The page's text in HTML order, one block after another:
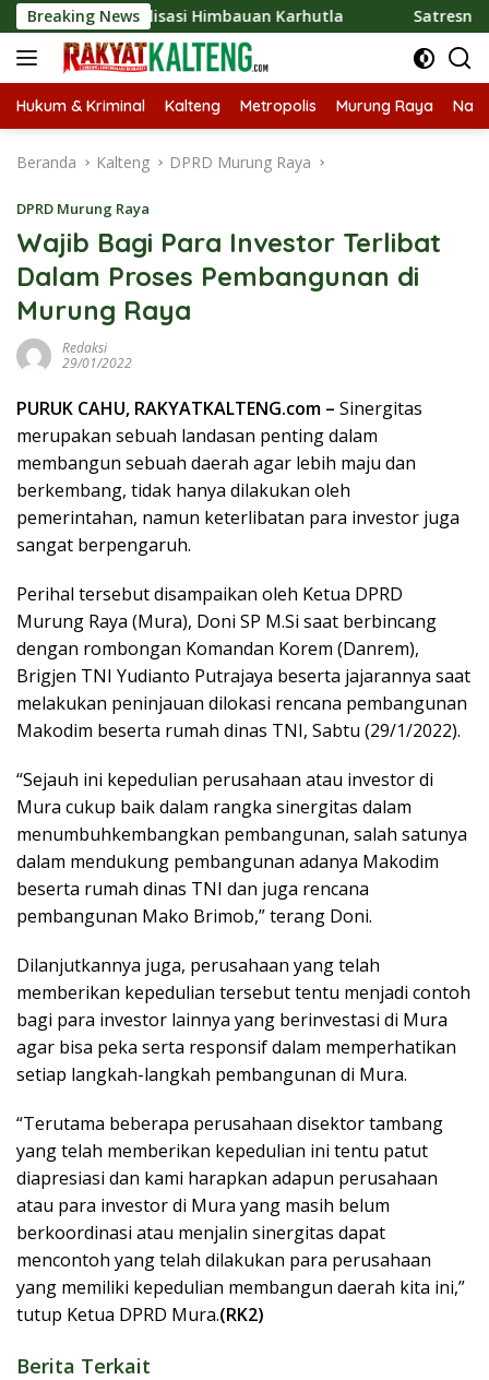
Langsung
ke
konten
Breaking News
Sosialisasi Himbauan Karhutla Satresnarkoba
Hukum & Kriminal Kalteng Metropolis Murung Raya
Beranda Kalteng DPRD Murung Raya
DPRD Murung Raya
Wajib Bagi Para Investor Terlibat
Dalam Proses Pembangunan di
Murung Raya
Redaksi
29/01/2022
PURUK CAHU, RAKYATKALTENG.com – Sinergitas
merupakan sebuah landasan penting dalam
membangun sebuah daerah agar lebih maju dan
berkembang, tidak hanya dilakukan oleh
pemerintahan, namun keterlibatan para investor juga
sangat berpengaruh.
Perihal tersebut disampaikan oleh Ketua DPRD
Murung Raya (Mura), Doni SP M.Si saat berbincang
dengan rombongan Komandan Korem (Danrem),
Brigjen TNI Yudianto Putrajaya beserta jajarannya saat
melakukan peninjauan dilokasi rencana pembangunan
Makodim beserta rumah dinas TNI, Sabtu (29/1/2022).
“Sejauh ini kepedulian perusahaan atau investor di
Mura cukup baik dalam rangka sinergitas dalam
menumbuhkembangkan pembangunan, salah satunya
dalam mendukung pembangunan adanya Makodim
beserta rumah dinas TNI dan juga rencana
pembangunan Mako Brimob,” terang Doni.
Dilanjutkannya juga, perusahaan yang telah
memberikan kepedulian tersebut tentu menjadi contoh
bagi para investor lainnya yang berinvestasi di Mura
agar bisa peka serta responsif dalam memperhatikan
setiap langkah-langkah pembangunan di Mura.
“Terutama beberapa perusahaan disektor tambang
yang telah memberikan kepedulian ini tentu patut
diapresiasi dan kami harapkan adapun perusahaan
atau para investor di Mura yang masih belum
berkoordinasi atau menjalin sinergitas dapat
mencontoh yang telah dilakukan para perusahaan
yang memiliki kepedulian membangun daerah kita ini,”
tutup Ketua DPRD Mura.(RK2)
Berita Terkait